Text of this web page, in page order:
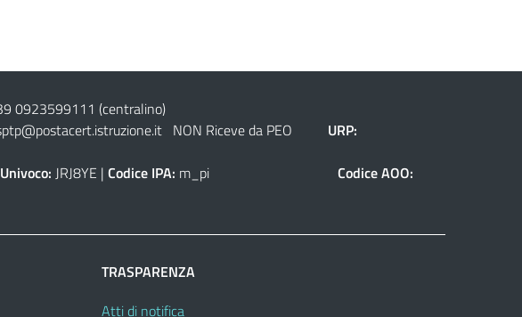
0923599111 (centralino)
NON Riceve da PEO URP:
JRJ8YE | Codice IPA: m_pi Codice AOO:
TRASPARENZA
Atti di notifica